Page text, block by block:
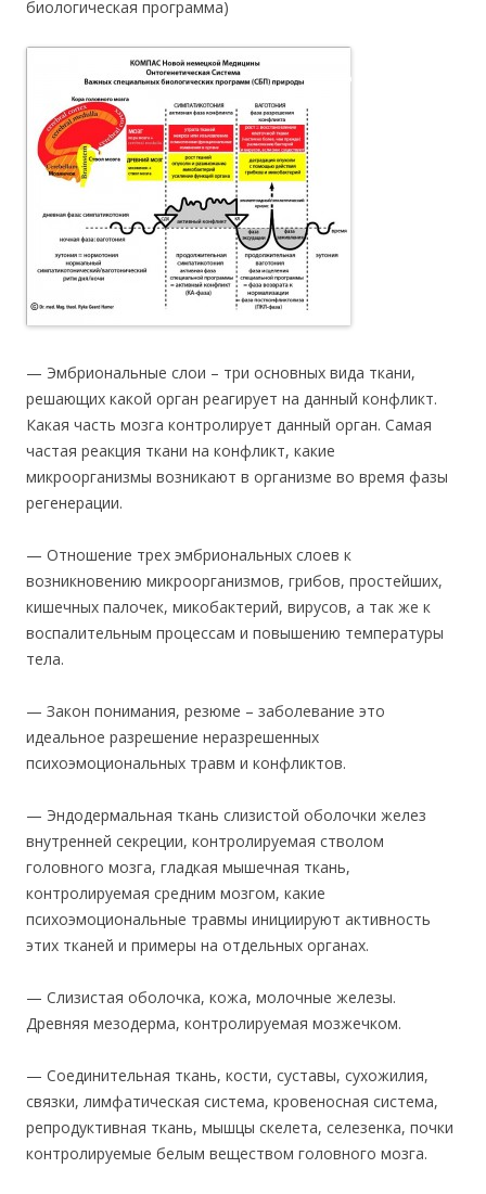
биологическая программа)
— Эмбриональные слои – три основных вида ткани,
решающих какой орган реагирует на данный конфликт.
Какая часть мозга контролирует данный орган. Самая
частая реакция ткани на конфликт, какие
микроорганизмы возникают в организме во время фазы
регенерации.
— Отношение трех эмбриональных слоев к
возникновению микроорганизмов, грибов, простейших,
кишечных палочек, микобактерий, вирусов, а так же к
воспалительным процессам и повышению температуры
тела.
— Закон понимания, резюме – заболевание это
идеальное разрешение неразрешенных
психоэмоциональных травм и конфликтов.
— Эндодермальная ткань слизистой оболочки желез
внутренней секреции, контролируемая стволом
головного мозга, гладкая мышечная ткань,
контролируемая средним мозгом, какие
психоэмоциональные травмы инициируют активность
этих тканей и примеры на отдельных органах.
— Слизистая оболочка, кожа, молочные железы.
Древняя мезодерма, контролируемая мозжечком.
— Соединительная ткань, кости, суставы, сухожилия,
связки, лимфатическая система, кровеносная система,
репродуктивная ткань, мышцы скелета, селезенка, почки
контролируемые белым веществом головного мозга.